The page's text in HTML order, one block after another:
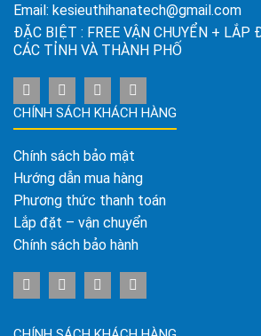
Email: kesieuthihanatech@gmail.com
ĐẶC BIỆT : FREE VẬN CHUYỂN + LẮP
CÁC TỈNH VÀ THÀNH PHỐ
CHÍNH SÁCH KHÁCH HÀNG
Chính sách bảo mật
Hướng dẫn mua hàng
Phương thức thanh toán
Lắp đặt – vận chuyển
Chính sách bảo hành